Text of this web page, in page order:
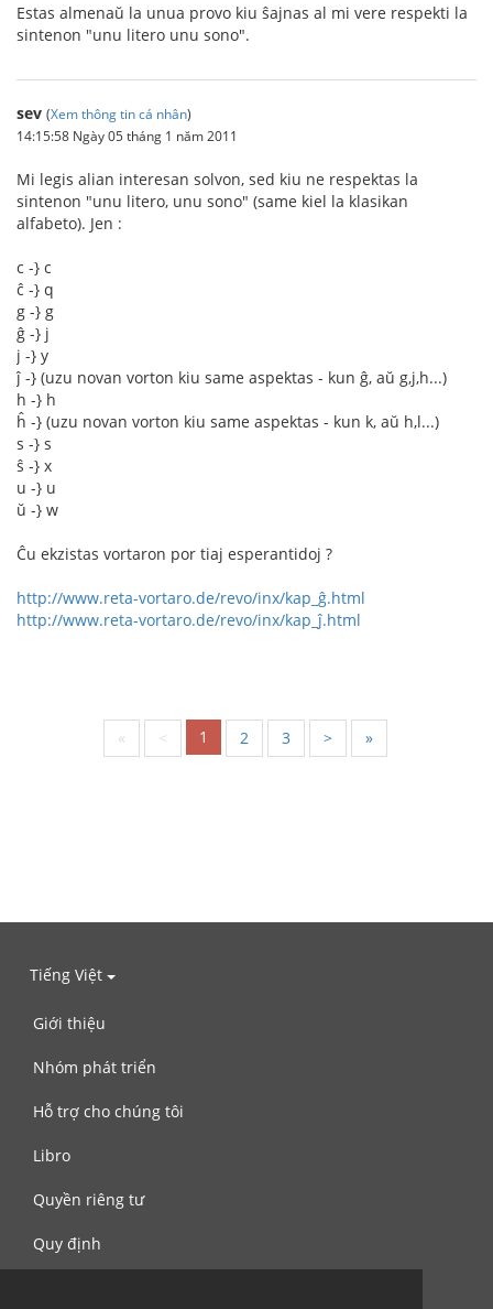
Estas almenaŭ la unua provo kiu ŝajnas al mi vere respekti la
sintenon "unu litero unu sono".
sev (Xem thông tin cá nhân)
14:15:58 Ngày 05 tháng 1 năm 2011
Mi legis alian interesan solvon, sed kiu ne respektas la
sintenon "unu litero, unu sono" (same kiel la klasikan
alfabeto). Jen :
c -} c
ĉ -} q
g -} g
ĝ -} j
j -} y
ĵ -} (uzu novan vorton kiu same aspektas - kun ĝ, aŭ g,j,h...)
h -} h
ĥ -} (uzu novan vorton kiu same aspektas - kun k, aŭ h,l...)
s -} s
ŝ -} x
u -} u
ŭ -} w
Ĉu ekzistas vortaron por tiaj esperantidoj ?
http://www.reta-vortaro.de/revo/inx/kap_ĝ.html
http://www.reta-vortaro.de/revo/inx/kap_ĵ.html
« < 1 2 3 > »
Tiếng Việt
Giới thiệu
Nhóm phát triển
Hỗ trợ cho chúng tôi
Libro
Quyền riêng tư
Quy định